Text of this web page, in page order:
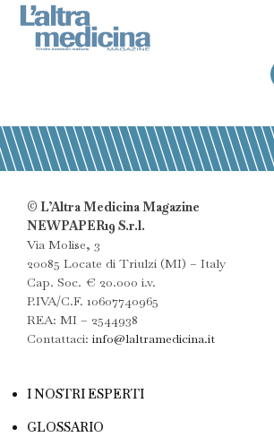
© L’Altra Medicina Magazine
NEWPAPER19 S.r.l.
Via Molise, 3
20085 Locate di Triulzi (MI) – Italy
Cap. Soc. € 20.000 i.v.
P.IVA/C.F. 10607740965
REA: MI – 2544938
Contattaci: info@laltramedicina.it
I NOSTRI ESPERTI
GLOSSARIO